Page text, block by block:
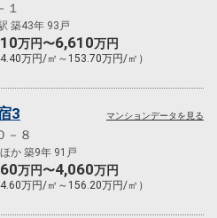
築43年 93戸
万円〜6,610万円
万円/㎡～153.70万円/㎡）
3
－８
か 築9年 91戸
万円〜4,060万円
万円/㎡～156.20万円/㎡）
マンションデータを見る